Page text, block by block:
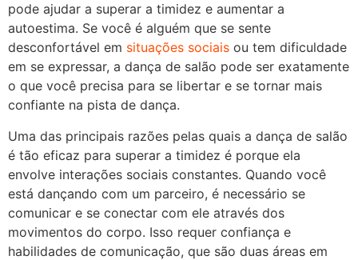
pode ajudar a superar a timidez e aumentar a
autoestima. Se você é alguém que se sente
desconfortável em situações sociais ou tem dificuldade
em se expressar, a dança de salão pode ser exatamente
o que você precisa para se libertar e se tornar mais
confiante na pista de dança.
Uma das principais razões pelas quais a dança de salão
é tão eficaz para superar a timidez é porque ela
envolve interações sociais constantes. Quando você
está dançando com um parceiro, é necessário se
comunicar e se conectar com ele através dos
movimentos do corpo. Isso requer confiança e
habilidades de comunicação, que são duas áreas em